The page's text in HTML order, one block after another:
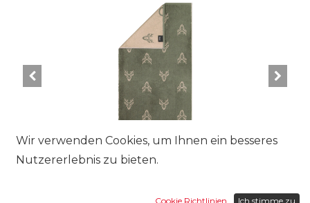
Wir verwenden Cookies, um Ihnen ein besseres
Nutzererlebnis zu bieten.
Cookie Richtlinien Ich stimme zu